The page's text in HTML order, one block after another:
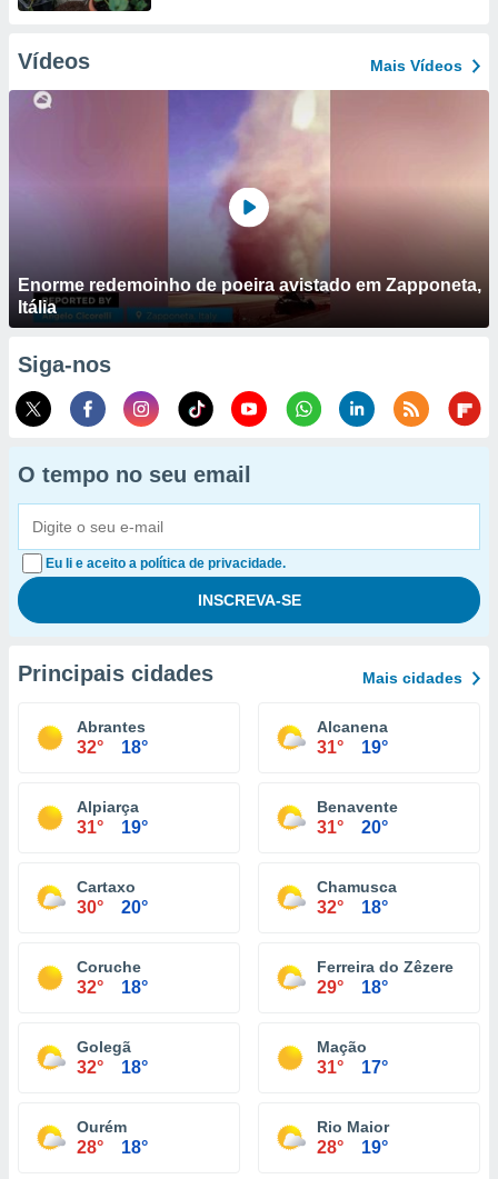
Vídeos Mais Vídeos
Enorme redemoinho de poeira avistado em Zapponeta,
Itália
Siga-nos
O tempo no seu email
Eu li e aceito a política de privacidade.
Principais cidades Mais cidades
Abrantes
32° 18°
Alcanena
31° 19°
Alpiarça
31° 19°
Benavente
31° 20°
Cartaxo
30° 20°
Chamusca
32° 18°
Coruche
32° 18°
Ferreira do Zêzere
29° 18°
Golegã
32° 18°
Mação
31° 17°
Ourém
28° 18°
Rio Maior
28° 19°